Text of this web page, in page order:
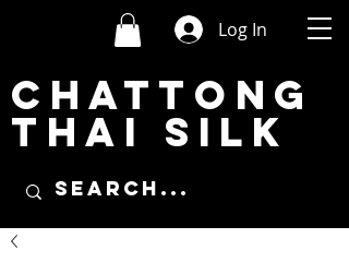
Log In
CHATTONG
THAI SILK